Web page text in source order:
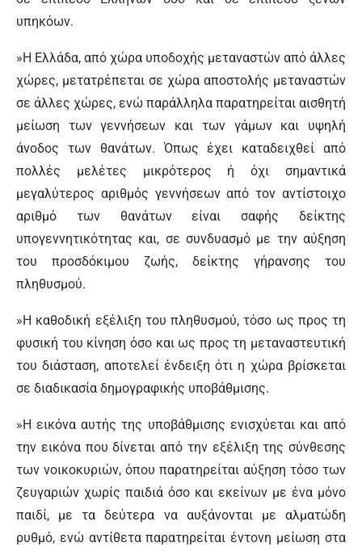
υπηκόων.
»Η Ελλάδα, από χώρα υποδοχής µεταναστών από άλλες
χώρες, µετατρέπεται σε χώρα αποστολής µεταναστών
σε άλλες χώρες, ενώ παράλληλα παρατηρείται αισθητή
µείωση των γεννήσεων και των γάµων και υψηλή
άνοδος των θανάτων. Όπως έχει καταδειχθεί από
πολλές µελέτες µικρότερος ή όχι σηµαντικά
µεγαλύτερος αριθµός γεννήσεων από τον αντίστοιχο
αριθµό των θανάτων είναι σαφής δείκτης
υπογεννητικότητας και, σε συνδυασµό µε την αύξηση
του προσδόκιµου ζωής, δείκτης γήρανσης του
πληθυσµού.
»Η καθοδική εξέλιξη του πληθυσµού, τόσο ως προς τη
φυσική του κίνηση όσο και ως προς τη µεταναστευτική
του διάσταση, αποτελεί ένδειξη ότι η χώρα βρίσκεται
σε διαδικασία δηµογραφικής υποβάθµισης.
»Η εικόνα αυτής της υποβάθµισης ενισχύεται και από
την εικόνα που δίνεται από την εξέλιξη της σύνθεσης
των νοικοκυριών, όπου παρατηρείται αύξηση τόσο των
ζευγαριών χωρίς παιδιά όσο και εκείνων µε ένα µόνο
παιδί, µε τα δεύτερα να αυξάνονται µε αλµατώδη
ρυθµό, ενώ αντίθετα παρατηρείται έντονη µείωση στα